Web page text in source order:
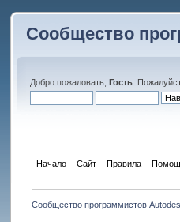
Сообщество
Добро пожаловать,Гость .
Начало Сайт Правила
Сообщество программистов